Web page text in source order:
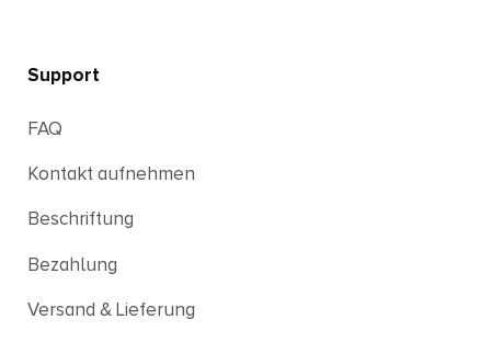
Support
FAQ
Kontakt aufnehmen
Beschriftung
Bezahlung
Versand & Lieferung